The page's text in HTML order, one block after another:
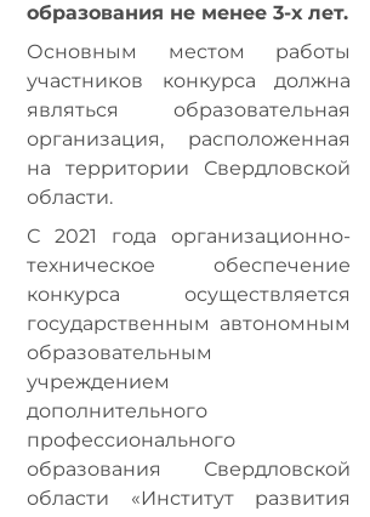
образования не менее 3-х лет.
Основным местом работы
участников конкурса должна
являться образовательная
организация, расположенная
на территории Свердловской
области.
С 2021 года организационно-
техническое обеспечение
конкурса осуществляется
государственным автономным
образовательным
учреждением
дополнительного
профессионального
образования Свердловской
области «Институт развития